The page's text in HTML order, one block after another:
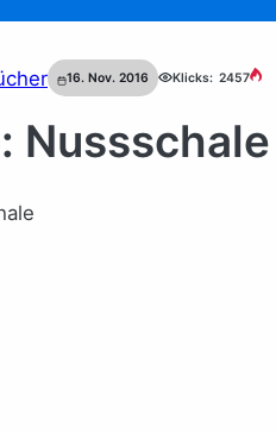
16. Nov. 2016 Klicks: 2457